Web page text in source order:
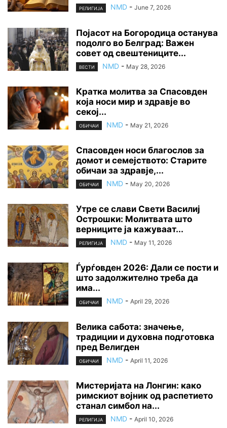
РЕЛИГИЈА NMD - June 7, 2026
Појасот на Богородица останува
подолго во Белград: Важен
совет од свештениците...
ВЕСТИ NMD - May 28, 2026
Кратка молитва за Спасовден
која носи мир и здравје во
секој...
ОБИЧАИ NMD - May 21, 2026
Спасовден носи благослов за
домот и семејството: Старите
обичаи за здравје,...
ОБИЧАИ NMD - May 20, 2026
Утре се слави Свети Василиј
Острошки: Молитвата што
верниците ја кажуваат...
РЕЛИГИЈА NMD - May 11, 2026
Ѓурѓовден 2026: Дали се пости и
што задолжително треба да
има...
ОБИЧАИ NMD - April 29, 2026
Велика сабота: значење,
традиции и духовна подготовка
пред Велигден
ОБИЧАИ NMD - April 11, 2026
Мистеријата на Лонгин: како
римскиот војник од распетието
станал симбол на...
РЕЛИГИЈА NMD - April 10, 2026